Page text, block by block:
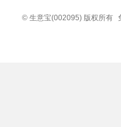
© 生意宝(002095) 版权所有